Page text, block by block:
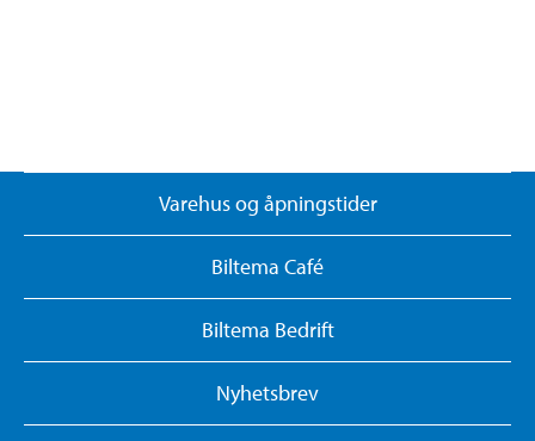
Varehus og åpningstider
Biltema Café
Biltema Bedrift
Nyhetsbrev